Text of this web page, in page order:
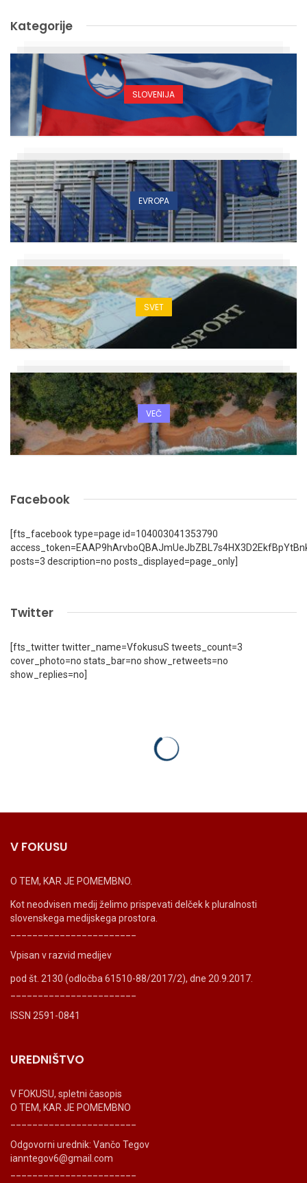
Kategorije
SLOVENIJA
EVROPA
SVET
VEČ
Facebook
[fts_facebook type=page id=104003041353790
posts=3 description=no posts_displayed=page_only]
Twitter
[fts_twitter twitter_name=VfokusuS tweets_count=3
cover_photo=no stats_bar=no show_retweets=no
show_replies=no]
V FOKUSU
O TEM, KAR JE POMEMBNO.
Kot neodvisen medij želimo prispevati delček k pluralnosti
slovenskega medijskega prostora.
Vpisan v razvid medijev
pod št. 2130 (odločba 61510-88/2017/2), dne 20.9.2017.
ISSN 2591-0841
UREDNIŠTVO
V FOKUSU, spletni časopis
O TEM, KAR JE POMEMBNO
Odgovorni urednik: Vančo Tegov
ianntegov6@gmail.com